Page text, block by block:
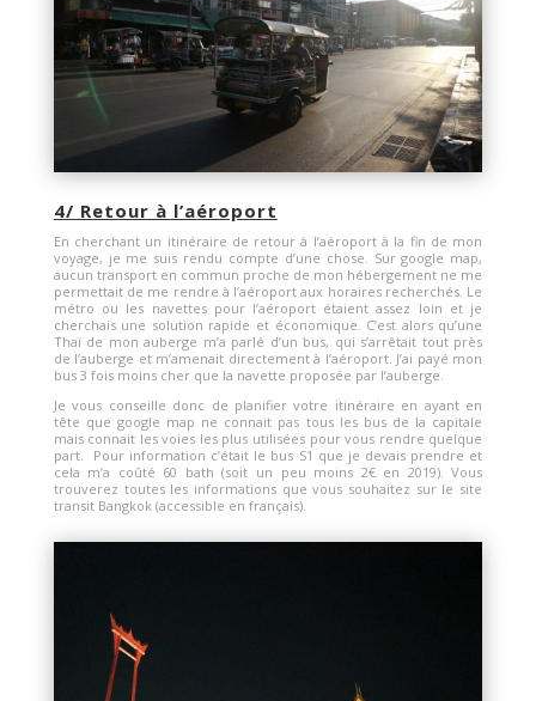
4/ Retour à l’aéroport
En cherchant un itinéraire de retour à l’aéroport à la fin de mon
voyage, je me suis rendu compte d’une chose. Sur google map,
aucun transport en commun proche de mon hébergement ne me
permettait de me rendre à l’aéroport aux horaires recherchés. Le
métro ou les navettes pour l’aéroport étaient assez loin et je
cherchais une solution rapide et économique. C’est alors qu’une
Thaï de mon auberge m’a parlé d’un bus, qui s’arrêtait tout près
de l’auberge et m’amenait directement à l’aéroport. J’ai payé mon
bus 3 fois moins cher que la navette proposée par l’auberge.
Je vous conseille donc de planifier votre itinéraire en ayant en
tête que google map ne connait pas tous les bus de la capitale
mais connait les voies les plus utilisées pour vous rendre quelque
part. Pour information c’était le bus S1 que je devais prendre et
cela m’a coûté 60 bath (soit un peu moins 2€ en 2019). Vous
trouverez toutes les informations que vous souhaitez sur le site
transit Bangkok (accessible en français).